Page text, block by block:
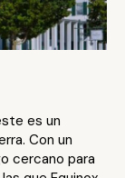
es un
Con un
cercano para